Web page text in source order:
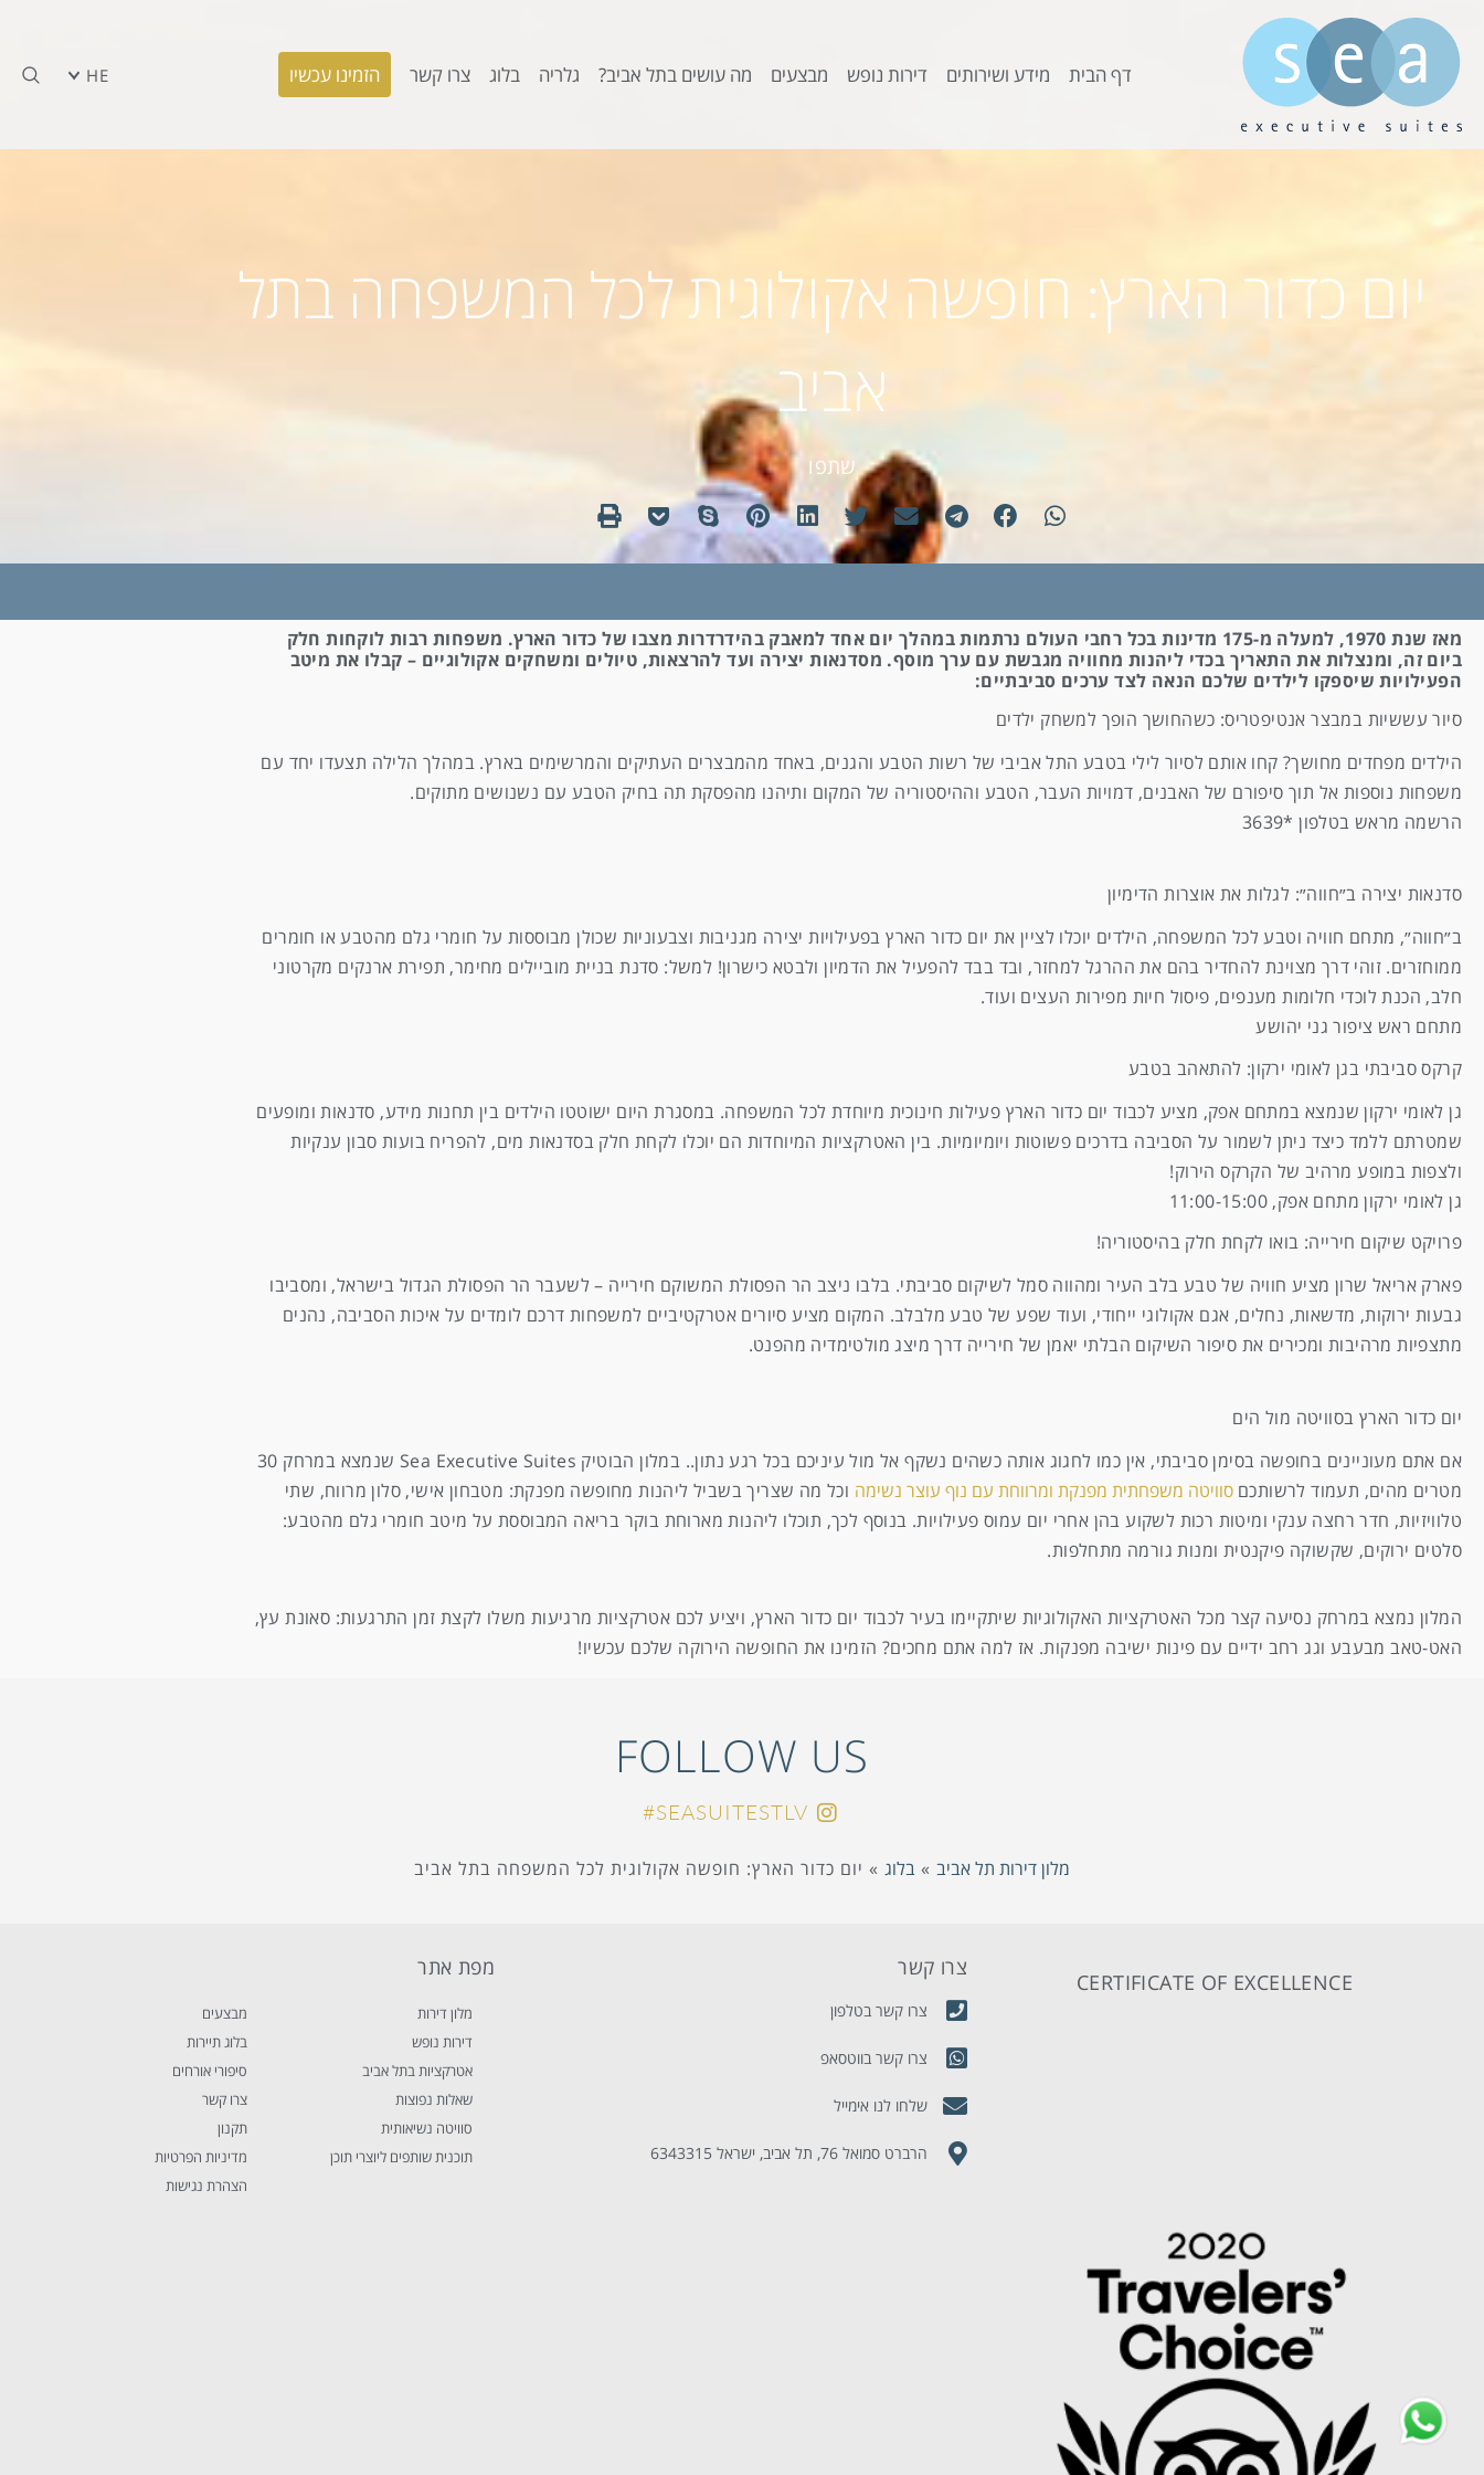
HE דף הבית מידע ושירותים דירות נופש מבצעים מה עושים בתל אביב? גלריה בלוג צרו קשר הזמינו עכשיו
יום כדור הארץ: חופשה אקולוגית לכל המשפחה בתל
אביב
שתפו
מאז שנת 1970, למעלה מ-175 מדינות בכל רחבי העולם נרתמות במהלך יום אחד למאבק בהידרדרות מצבו של כדור הארץ. משפחות רבות לוקחות חלק
ביום זה, ומנצלות את התאריך בכדי ליהנות מחוויה מגבשת עם ערך מוסף. מסדנאות יצירה ועד להרצאות, טיולים ומשחקים אקולוגיים – קבלו את מיטב
הפעילויות שיספקו לילדים שלכם הנאה לצד ערכים סביבתיים:
סיור עששיות במבצר אנטיפטריס: כשהחושך הופך למשחק ילדים
הילדים מפחדים מחושך? קחו אותם לסיור לילי בטבע התל אביבי של רשות הטבע והגנים, באחד מהמבצרים העתיקים והמרשימים בארץ. במהלך הלילה תצעדו יחד עם
משפחות נוספות אל תוך סיפורם של האבנים, דמויות העבר, הטבע וההיסטוריה של המקום ותיהנו מהפסקת תה בחיק הטבע עם נשנושים מתוקים.
הרשמה מראש בטלפון *3639
סדנאות יצירה ב״חווה״: לגלות את אוצרות הדימיון
ב״חווה״, מתחם חוויה וטבע לכל המשפחה, הילדים יוכלו לציין את יום כדור הארץ בפעילויות יצירה מגניבות וצבעוניות שכולן מבוססות על חומרי גלם מהטבע או חומרים
ממוחזרים. זוהי דרך מצוינת להחדיר בהם את ההרגל למחזר, ובד בבד להפעיל את הדמיון ולבטא כישרון! למשל: סדנת בניית מוביילים מחימר, תפירת ארנקים מקרטוני
חלב, הכנת לוכדי חלומות מענפים, פיסול חיות מפירות העצים ועוד.
מתחם ראש ציפור גני יהושע
קרקס סביבתי בגן לאומי ירקון: להתאהב בטבע
גן לאומי ירקון שנמצא במתחם אפק, מציע לכבוד יום כדור הארץ פעילות חינוכית מיוחדת לכל המשפחה. במסגרת היום ישוטטו הילדים בין תחנות מידע, סדנאות ומופעים
שמטרתם ללמד כיצד ניתן לשמור על הסביבה בדרכים פשוטות ויומיומיות. בין האטרקציות המיוחדות הם יוכלו לקחת חלק בסדנאות מים, להפריח בועות סבון ענקיות
ולצפות במופע מרהיב של הקרקס הירוק!
גן לאומי ירקון מתחם אפק, 11:00-15:00
פרויקט שיקום חירייה: בואו לקחת חלק בהיסטוריה!
פארק אריאל שרון מציע חוויה של טבע בלב העיר ומהווה סמל לשיקום סביבתי. בלבו ניצב הר הפסולת המשוקם חירייה – לשעבר הר הפסולת הגדול בישראל, ומסביבו
גבעות ירוקות, מדשאות, נחלים, אגם אקולוגי ייחודי, ועוד שפע של טבע מלבלב. המקום מציע סיורים אטרקטיביים למשפחות דרכם לומדים על איכות הסביבה, נהנים
מתצפיות מרהיבות ומכירים את סיפור השיקום הבלתי יאמן של חירייה דרך מיצג מולטימדיה מהפנט.
יום כדור הארץ בסוויטה מול הים
אם אתם מעוניינים בחופשה בסימן סביבתי, אין כמו לחגוג אותה כשהים נשקף אל מול עיניכם בכל רגע נתון.. במלון הבוטיק Sea Executive Suites שנמצא במרחק 30
מטרים מהים, תעמוד לרשותכםסוויטה משפחתית מפנקת ומרווחת עם נוף עוצר נשימה וכל מה שצריך בשביל ליהנות מחופשה מפנקת: מטבחון אישי, סלון מרווח, שתי
טלוויזיות, חדר רחצה ענקי ומיטות רכות לשקוע בהן אחרי יום עמוס פעילויות. בנוסף לכך, תוכלו ליהנות מארוחת בוקר בריאה המבוססת על מיטב חומרי גלם מהטבע:
סלטים ירוקים, שקשוקה פיקנטית ומנות גורמה מתחלפות.
המלון נמצא במרחק נסיעה קצר מכל האטרקציות האקולוגיות שיתקיימו בעיר לכבוד יום כדור הארץ, ויציע לכם אטרקציות מרגיעות משלו לקצת זמן התרגעות: סאונת עץ,
האט-טאב מבעבע וגג רחב ידיים עם פינות ישיבה מפנקות. אז למה אתם מחכים? הזמינו את החופשה הירוקה שלכם עכשיו!
FOLLOW US
SEASUITESTLV#
מלון דירות תל אביב » בלוג » יום כדור הארץ: חופשה אקולוגית לכל המשפחה בתל אביב
CERTIFICATE OF EXCELLENCE
צרו קשר
צרו קשר בטלפון
צרו קשר בווטסאפ
שלחו לנו אימייל
הרברט סמואל 76, תל אביב, ישראל 6343315
מפת אתר
מלון דירות
דירות נופש
אטרקציות בתל אביב
שאלות נפוצות
סוויטה נשיאותית
תוכנית שותפים ליוצרי תוכן
מבצעים
בלוג תיירות
סיפורי אורחים
צרו קשר
תקנון
מדיניות הפרטיות
הצהרת נגישות